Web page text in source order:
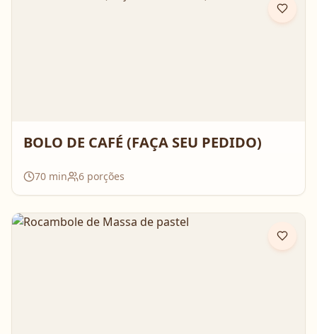
BOLO DE CAFÉ (FAÇA SEU PEDIDO)
70 min 6 porções